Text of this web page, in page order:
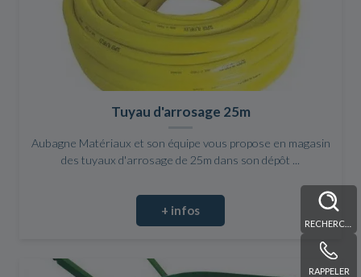
RAPPELER
Tuyau d'arrosage 25m
Aubagne Matériaux et son équipe vous propose en magasin
des tuyaux d'arrosage de 25m dans son dépôt ...
+ infos